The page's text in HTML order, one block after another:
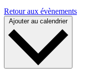
Retour aux évènements
Ajouter au calendrier